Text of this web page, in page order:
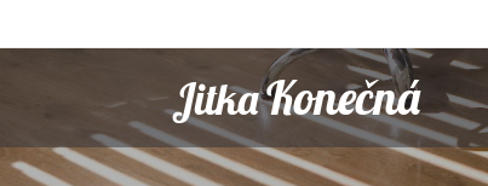
JitkaKonečná